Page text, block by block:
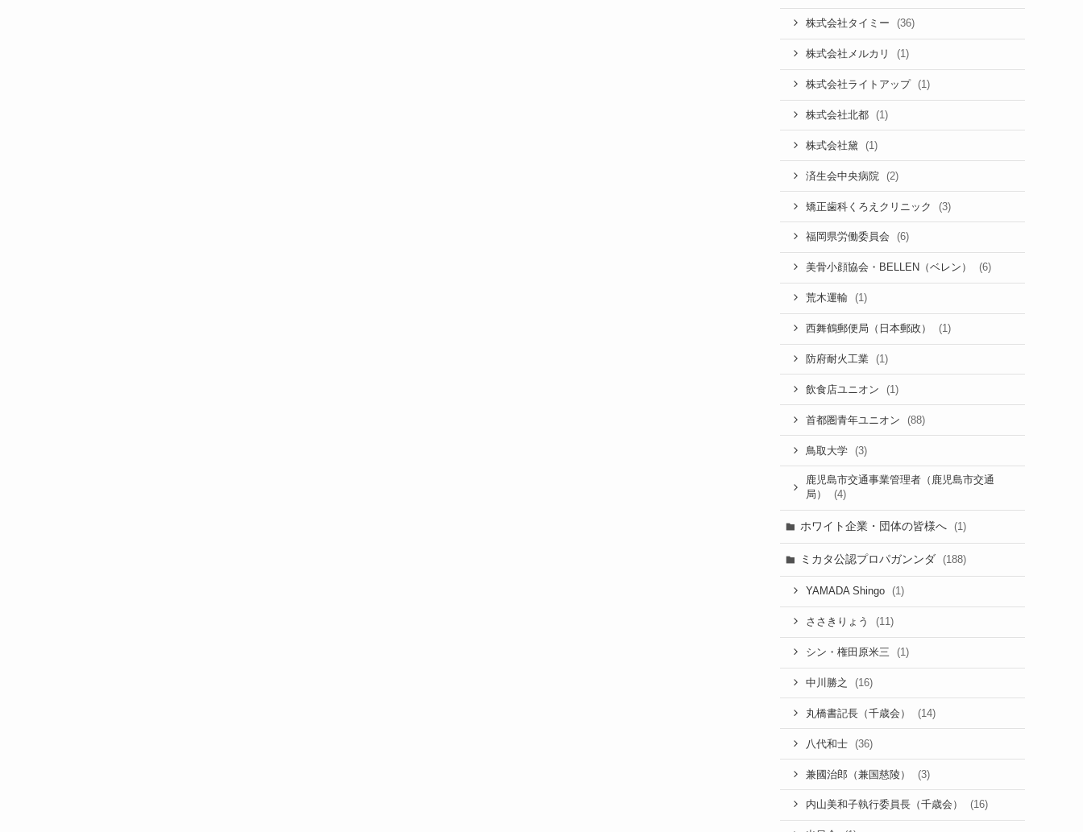
株式会社タイミー (36)
株式会社メルカリ (1)
株式会社ライトアップ (1)
株式会社北都 (1)
株式会社黛 (1)
済生会中央病院 (2)
矯正歯科くろえクリニック (3)
福岡県労働委員会 (6)
美骨小顔協会・BELLEN（ベレン） (6)
荒木運輸 (1)
西舞鶴郵便局（日本郵政） (1)
防府耐火工業 (1)
飲食店ユニオン (1)
首都圏青年ユニオン (88)
鳥取大学 (3)
鹿児島市交通事業管理者（鹿児島市交通
局）
(4)
ホワイト企業・団体の皆様へ (1)
ミカタ公認プロパガンンダ (188)
YAMADA Shingo (1)
ささきりょう (11)
シン・権田原米三 (1)
中川勝之 (16)
丸橋書記長（千歳会） (14)
八代和士 (36)
兼國治郎（兼国慈陵） (3)
内山美和子執行委員長（千歳会） (16)